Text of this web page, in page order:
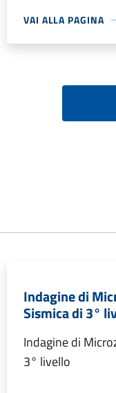
VAI ALLA PAGINA
Indagine di
Sismica di 3°
Indagine di
3° livello